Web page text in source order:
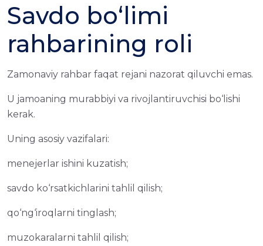
Savdo bo‘limi
rahbarining roli
Zamonaviy rahbar faqat rejani nazorat qiluvchi emas.
U jamoaning murabbiyi va rivojlantiruvchisi bo‘lishi
kerak.
Uning asosiy vazifalari:
menejerlar ishini kuzatish;
savdo ko‘rsatkichlarini tahlil qilish;
qo‘ng‘iroqlarni tinglash;
muzokaralarni tahlil qilish;